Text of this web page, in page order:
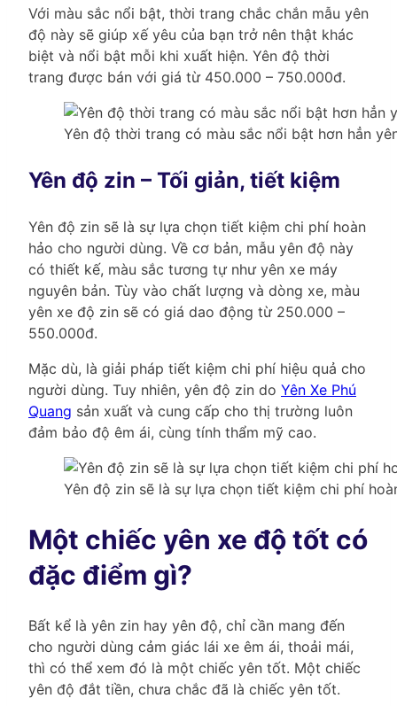
Với màu sắc nổi bật, thời trang chắc chắn mẫu yên
độ này sẽ giúp xế yêu của bạn trở nên thật khác
biệt và nổi bật mỗi khi xuất hiện. Yên độ thời
trang được bán với giá từ 450.000 – 750.000đ.
Yên độ thời trang có màu sắc nổi bật hơn hẳn
Yên độ zin – Tối giản, tiết kiệm
Yên độ zin sẽ là sự lựa chọn tiết kiệm chi phí hoàn
hảo cho người dùng. Về cơ bản, mẫu yên độ này
có thiết kế, màu sắc tương tự như yên xe máy
nguyên bản. Tùy vào chất lượng và dòng xe, màu
yên xe độ zin sẽ có giá dao động từ 250.000 –
550.000đ.
Mặc dù, là giải pháp tiết kiệm chi phí hiệu quả cho
người dùng. Tuy nhiên, yên độ zin do Yên Xe Phú
Quang sản xuất và cung cấp cho thị trường luôn
đảm bảo độ êm ái, cùng tính thẩm mỹ cao.
Yên độ zin sẽ là sự lựa chọn tiết kiệm chi phí
Một chiếc yên xe độ tốt có
đặc điểm gì?
Bất kể là yên zin hay yên độ, chỉ cần mang đến
cho người dùng cảm giác lái xe êm ái, thoải mái,
thì có thể xem đó là một chiếc yên tốt. Một chiếc
yên độ đắt tiền, chưa chắc đã là chiếc yên tốt.